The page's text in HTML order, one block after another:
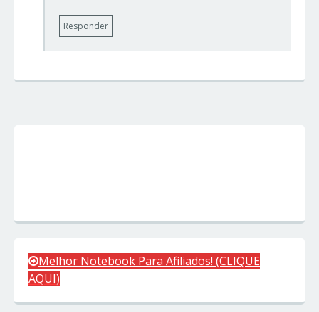
Responder
Melhor Notebook Para Afiliados! (CLIQUE
AQUI)